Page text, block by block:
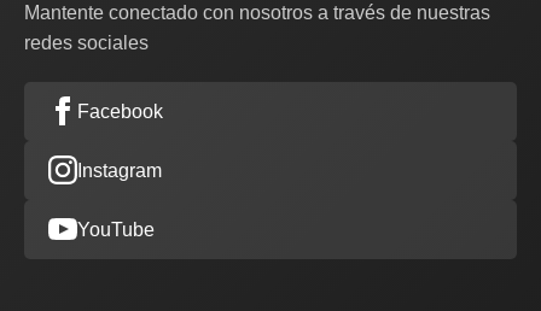
Mantente conectado con nosotros a través de nuestras
redes sociales
Facebook
Instagram
YouTube